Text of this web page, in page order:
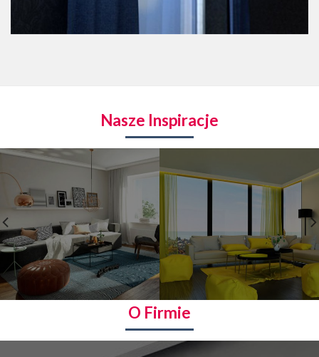
Nasze Inspiracje
O Firmie